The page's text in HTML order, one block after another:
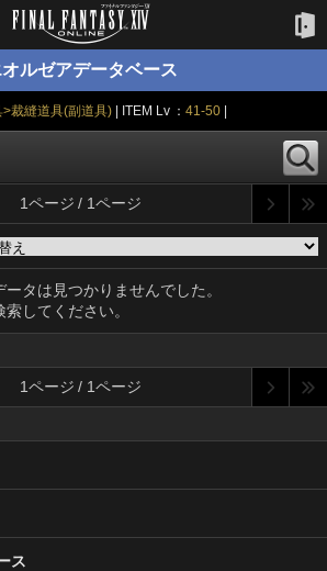
オルゼアデータベース
裁縫道具(副道具) | ITEM Lv ：41-50
1ページ / 1ページ
タは見つかりませんでした。
してください。
1ページ / 1ページ
ス